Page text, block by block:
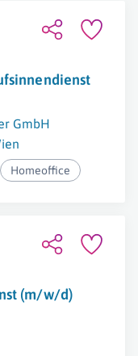
GmbH
Homeoffice
(m/w/d)